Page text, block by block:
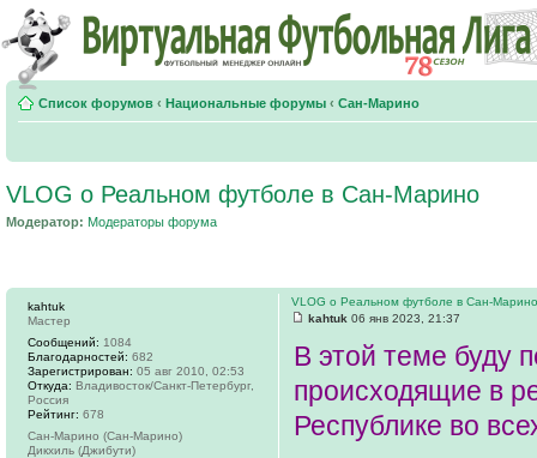
Список форумов ‹ Национальные форумы ‹ Сан-Марино
VLOG о Реальном футболе в Сан-Марино
Модератор: Модераторы форума
VLOG о Реальном футболе в Сан-Марино
kahtuk 06 янв 2023, 21:37
В этой теме буду
происходящие в
Республике во
kahtuk
Мастер
Сообщений: 1084
Благодарностей: 682
Зарегистрирован: 05 авг 2010, 02:53
Откуда: Владивосток/Санкт-Петербург,
Россия
Рейтинг: 678
Сан-Марино (Сан-Марино)
Дикхиль (Джибути)